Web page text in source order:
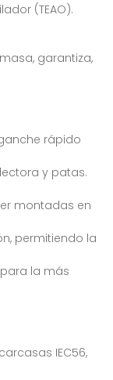
(TEAO).
garantiza,
rápido
y patas.
montadas en
permitiendo la
la más
IEC56,